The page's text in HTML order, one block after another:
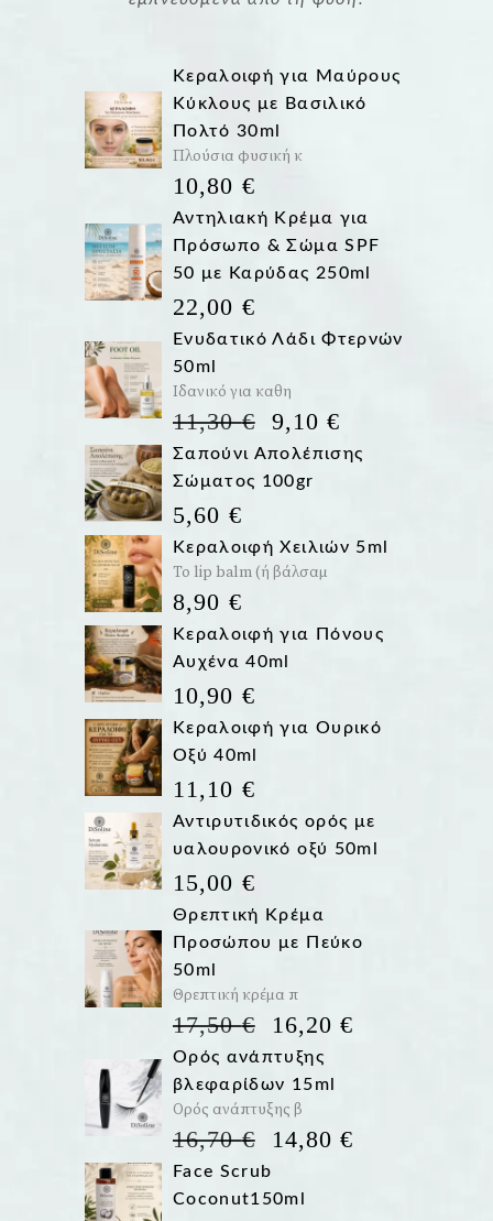
Κεραλοιφή για Μαύρους
Κύκλους με Βασιλικό
Πολτό 30ml
Πλούσια φυσική κ
10,80 €
Αντηλιακή Κρέμα για
Πρόσωπο & Σώμα SPF
50 με Καρύδας 250ml
22,00 €
Ενυδατικό Λάδι Φτερνών
50ml
Ιδανικό για καθη
11,30€
Η
ΑΡΧΙΚΉ
ΤΙΜΉ
ΕΊΝΑΙ:
9,10€
ΤΡΈΧΟΥΣΑ
ΤΙΜΉ
Σαπούνι Απολέπισης
Σώματος 100gr
5,60 €
Κεραλοιφή Χειλιών 5ml
Το lip balm (ή βάλσαμ
8,90 €
Κεραλοιφή για Πόνους
Αυχένα 40ml
10,90 €
Κεραλοιφή για Ουρικό
Οξύ 40ml
11,10 €
Αντιρυτιδικός ορός με
υαλουρονικό οξύ 50ml
15,00 €
Θρεπτική Κρέμα
Προσώπου με Πεύκο
50ml
Θρεπτική κρέμα π
17,50€
Η
ΑΡΧΙΚΉ
ΤΙΜΉ
ΕΊΝΑΙ:
17,50 €.
16,20€
Ορός ανάπτυξης
βλεφαρίδων 15ml
Ορός ανάπτυξης β
16,70€
Η
ΤΙΜΉ
ΕΊΝΑΙ:
14,80€
Face Scrub
Coconut150ml